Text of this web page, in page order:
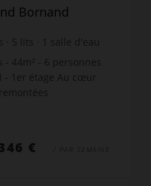
Bornand
5 lits
salle d'eau
- 44m² - 6 personnes
- 1er étage Au cœur
€ / PAR SEMAINE